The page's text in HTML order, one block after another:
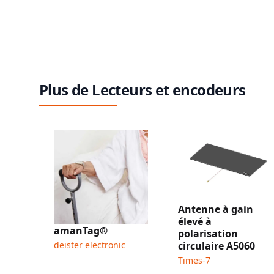
Plus de Lecteurs et encodeurs
amanTag®
deister electronic
Antenne à gain
élevé à
polarisation
circulaire A5060
Times-7